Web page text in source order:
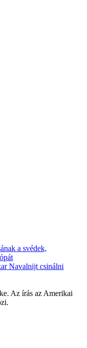
a svédek,
Navalnijt csinálni
Az írás az Amerikai